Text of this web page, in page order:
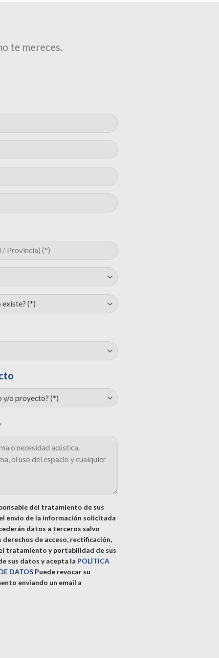
te mereces.
del tratamiento de sus
envío de la información solicitada
datos a terceros salvo
de acceso, rectificación,
tratamiento y portabilidad de sus
sus datos y acepta la POLÍTICA
DATOS Puede revocar su
enviando un email a